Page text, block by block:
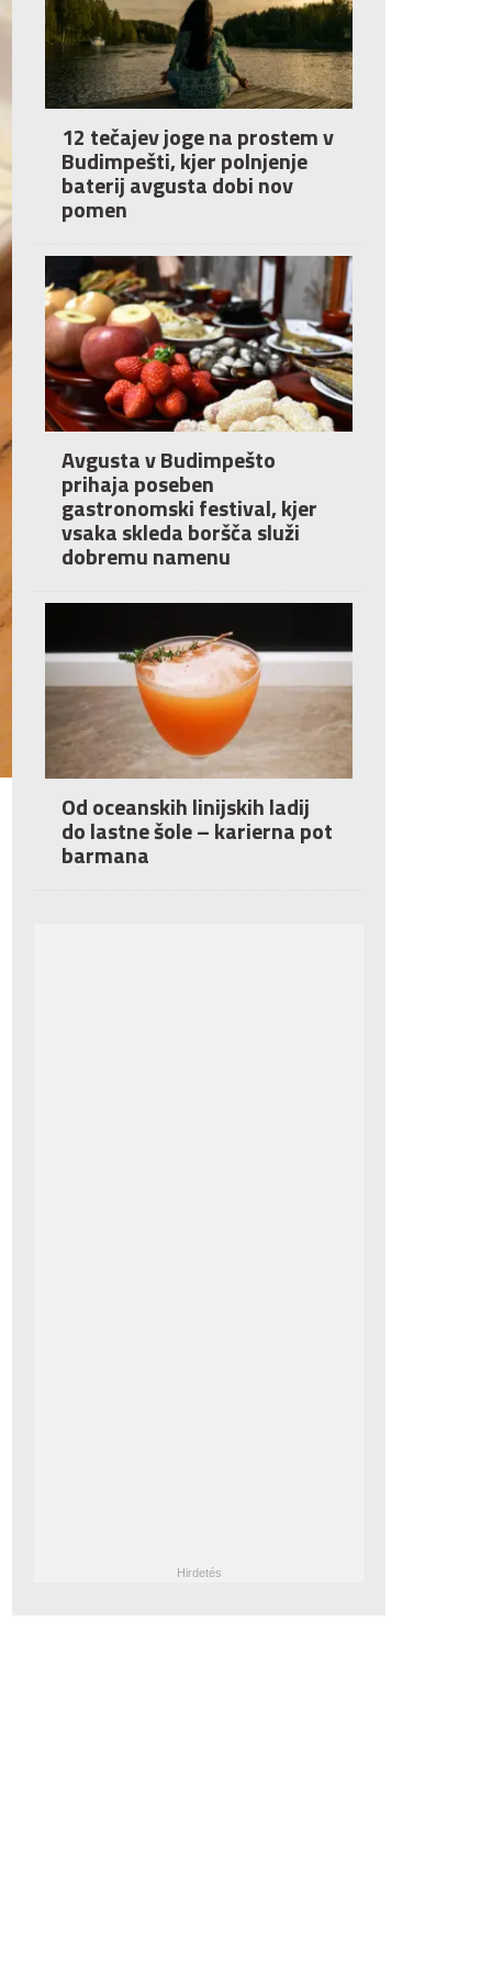
12 tečajev joge na prostem v
Budimpešti, kjer polnjenje
baterij avgusta dobi nov
pomen
Avgusta v Budimpešto
prihaja poseben
gastronomski festival, kjer
vsaka skleda boršča služi
dobremu namenu
Od oceanskih linijskih ladij
do lastne šole – karierna pot
barmana